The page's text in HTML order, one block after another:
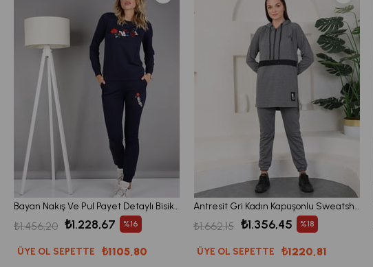
Bayan Nakış Ve Pul Payet Detaylı Bisiklet Yaka Eşofman Takım
ÜYE OL SEPETTE ₺1105,80
₺1.228,67
₺1.456,20 %16
Antresit Gri Kadın Kapüşonlu Sweatshirt - Jogger Spor Takım Eşofman
ÜYE OL SEPETTE ₺1220,81
₺1.356,45
₺1.662,15 %18